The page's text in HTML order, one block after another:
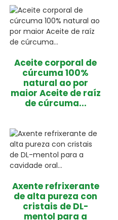
Aceite corporal de
cúrcuma 100%
natural ao por
maior Aceite de raíz
de cúrcuma...
Axente refrixerante
de alta pureza con
cristais de DL-
mentol para a